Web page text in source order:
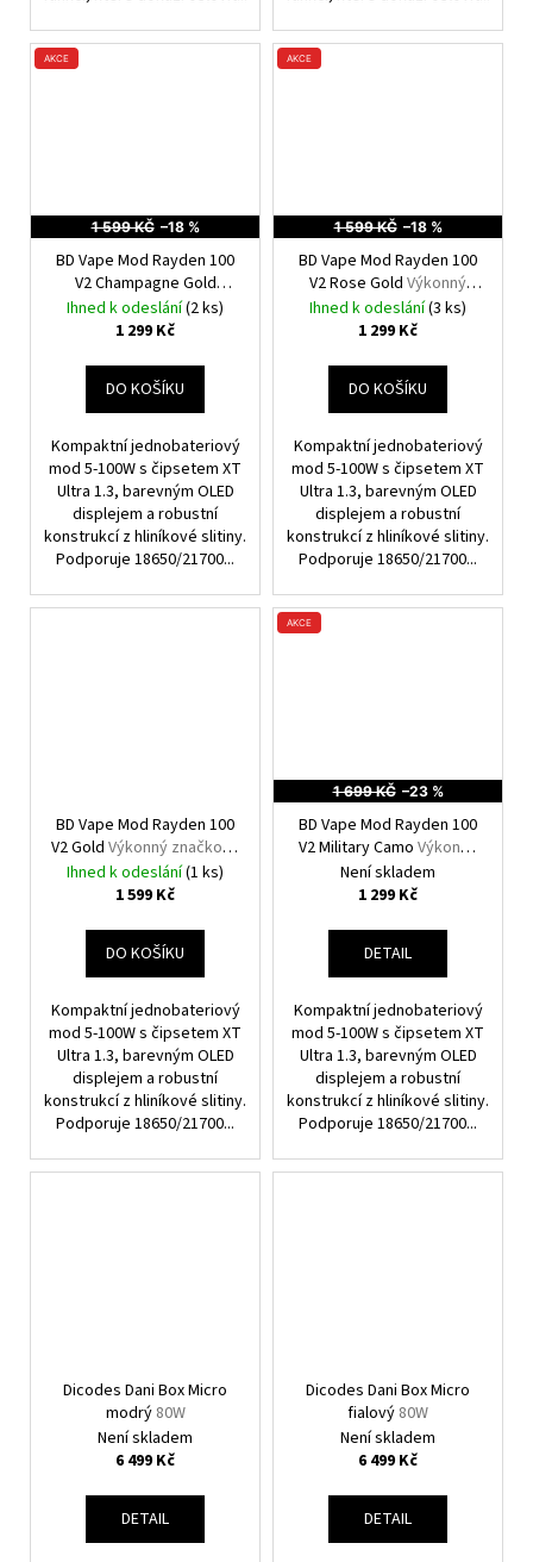
AKCE
1 599 KČ –18 %
BD Vape Mod Rayden 100
V2 Champagne Gold
Výkonný značkový
elektronický Grip
Ihned k odeslání(2 ks)
1 299 Kč
DO KOŠÍKU
Kompaktní jednobateriový
mod 5-100W s čipsetem XT
Ultra 1.3, barevným OLED
displejem a robustní
konstrukcí z hliníkové slitiny.
Podporuje 18650/21700...
AKCE
1 599 KČ –18 %
BD Vape Mod Rayden 100
V2 Rose Gold Výkonný
značkový elektronický
Grip
Ihned k odeslání(3 ks)
1 299 Kč
DO KOŠÍKU
Kompaktní jednobateriový
mod 5-100W s čipsetem XT
Ultra 1.3, barevným OLED
displejem a robustní
konstrukcí z hliníkové slitiny.
Podporuje 18650/21700...
BD Vape Mod Rayden 100
V2 Gold Výkonný značkový
elektronický Grip
Ihned k odeslání(1 ks)
1 599 Kč
DO KOŠÍKU
Kompaktní jednobateriový
mod 5-100W s čipsetem XT
Ultra 1.3, barevným OLED
displejem a robustní
konstrukcí z hliníkové slitiny.
Podporuje 18650/21700...
AKCE
1 699 KČ –23 %
BD Vape Mod Rayden 100
V2 Military Camo Výkonný
značkový elektronický
Grip
Není skladem
1 299 Kč
DETAIL
Kompaktní jednobateriový
mod 5-100W s čipsetem XT
Ultra 1.3, barevným OLED
displejem a robustní
konstrukcí z hliníkové slitiny.
Podporuje 18650/21700...
Dicodes Dani Box Micro
modrý 80W
Není skladem
6 499 Kč
DETAIL
Dicodes Dani Box Micro
fialový 80W
Není skladem
6 499 Kč
DETAIL